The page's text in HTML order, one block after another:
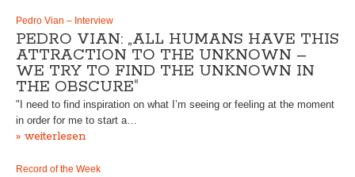
Pedro Vian – Interview
PEDRO VIAN: „ALL HUMANS HAVE THIS
ATTRACTION TO THE UNKNOWN –
WE TRY TO FIND THE UNKNOWN IN
THE OBSCURE“
"I need to find inspiration on what I’m seeing or feeling at the moment
in order for me to start a…
» weiterlesen
Record of the Week